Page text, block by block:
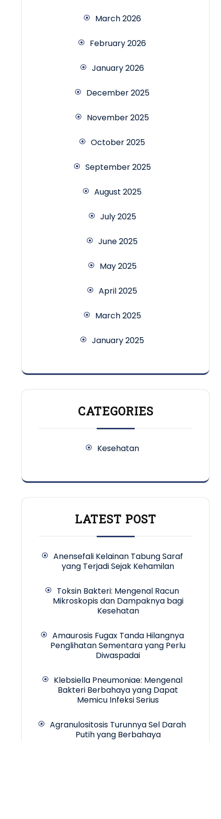
March 2026
February 2026
January 2026
December 2025
November 2025
October 2025
September 2025
August 2025
July 2025
June 2025
May 2025
April 2025
March 2025
January 2025
CATEGORIES
Kesehatan
LATEST POST
Anensefali Kelainan Tabung Saraf
yang Terjadi Sejak Kehamilan
Toksin Bakteri: Mengenal Racun
Mikroskopis dan Dampaknya bagi
Kesehatan
Amaurosis Fugax Tanda Hilangnya
Penglihatan Sementara yang Perlu
Diwaspadai
Klebsiella Pneumoniae: Mengenal
Bakteri Berbahaya yang Dapat
Memicu Infeksi Serius
Agranulositosis Turunnya Sel Darah
Putih yang Berbahaya